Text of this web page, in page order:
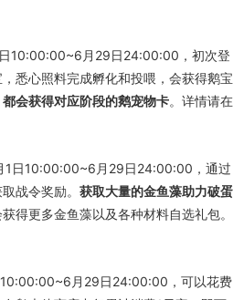
日10:00:00~6月29日24:00:00，初次登
悉心照料完成孵化和投喂，会获得鹅宝
都会获得对应阶段的鹅宠物卡。详情请在
1日10:00:00~6月29日24:00:00，通过
战令奖励。 获取大量的金鱼藻助力破蛋
得更多金鱼藻以及各种材料自选礼包。
10:00:00~6月29日24:00:00，可以花费